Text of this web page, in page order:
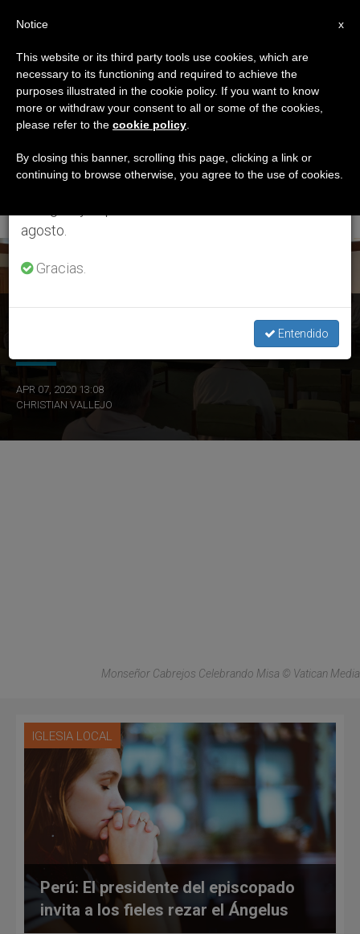
ETIQUETA
Posts Tagged
‘conferencia Episcopal
Peruana’
ÚLTIMAS NOTICIAS
Perú: Monseñor Miguel Cabrejos presidirá las celebraciones
APR 07, 2020 13:08
CHRISTIAN VALLEJO
Monseñor Cabrejos Celebrando Misa © Vatican Media
IGLESIA LOCAL
Perú: El presidente del episcopado
invita a los fieles rezar el Ángelus
×
Aviso importante
Del 27 de julio al 7 de agosto haremos la pausa
anual, aprovechando que en el periodo de verano
se generan menos informaciones y también el
agosto.
Gracias.
Entendido
x
Notice
This website or its third party tools use cookies, which are
necessary to its functioning and required to achieve the
purposes illustrated in the cookie policy. If you want to know
more or withdraw your consent to all or some of the cookies,
please refer to the cookie policy
By closing this banner, scrolling this page, clicking a link or
continuing to browse otherwise, you agree to the use of cookies.